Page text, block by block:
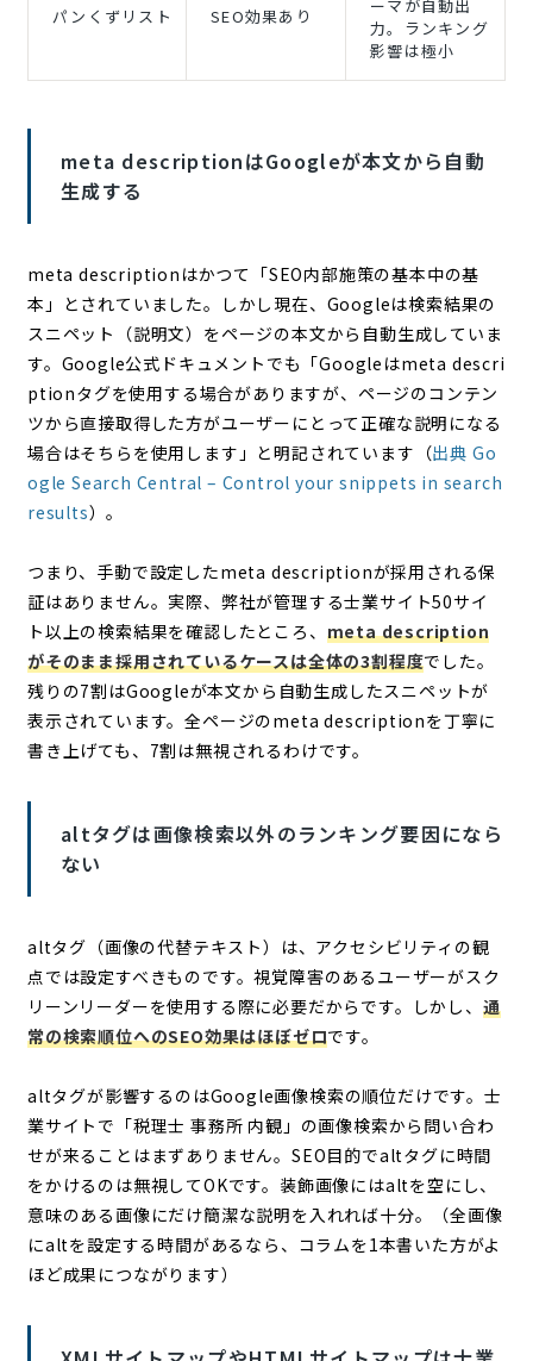
パンくずリスト SEO効果あり
ーマが自動出
力。ランキング
影響は極小
meta descriptionはGoogleが本文から自動
生成する
meta descriptionはかつて「SEO内部施策の基本中の基
本」とされていました。しかし現在、Googleは検索結果の
スニペット（説明文）をページの本文から自動生成していま
す。Google公式ドキュメントでも「Googleはmeta descri
ptionタグを使用する場合がありますが、ページのコンテン
ツから直接取得した方がユーザーにとって正確な説明になる
場合はそちらを使用します」と明記されています（出典 Go
ogle Search Central – Control your snippets in search
results）。
つまり、手動で設定したmeta descriptionが採用される保
証はありません。実際、弊社が管理する士業サイト50サイ
ト以上の検索結果を確認したところ、 meta description
がそのまま採用されているケースは全体の3割程度でした。
残りの7割はGoogleが本文から自動生成したスニペットが
表示されています。全ページのmeta descriptionを丁寧に
書き上げても、7割は無視されるわけです。
altタグは画像検索以外のランキング要因になら
ない
altタグ（画像の代替テキスト）は、アクセシビリティの観
点では設定すべきものです。視覚障害のあるユーザーがスク
リーンリーダーを使用する際に必要だからです。しかし、 通
常の検索順位へのSEO効果はほぼゼロです。
altタグが影響するのはGoogle画像検索の順位だけです。士
業サイトで「税理士 事務所 内観」の画像検索から問い合わ
せが来ることはまずありません。SEO目的でaltタグに時間
をかけるのは無視してOKです。装飾画像にはaltを空にし、
意味のある画像にだけ簡潔な説明を入れれば十分。（全画像
にaltを設定する時間があるなら、コラムを1本書いた方がよ
ほど成果につながります）